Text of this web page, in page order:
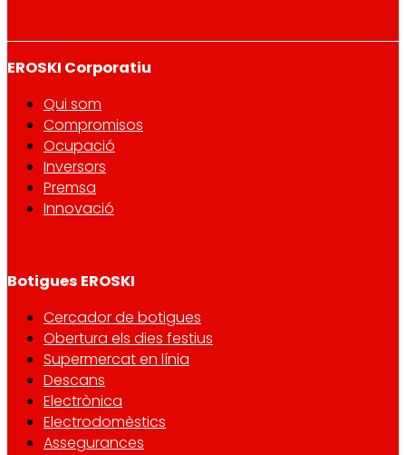
EROSKI Corporatiu
Qui som
Compromisos
Ocupació
Inversors
Premsa
Innovació
Botigues EROSKI
Cercador de botigues
Obertura els dies festius
Supermercat en línia
Descans
Electrònica
Electrodomèstics
Assegurances